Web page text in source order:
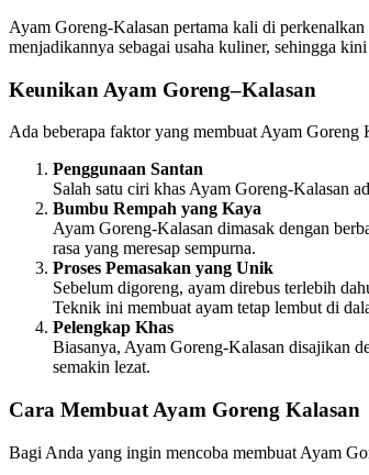
Ayam Goreng-Kalasan pertama kali di
menjadikannya sebagai usaha kuliner, sehingga
Keunikan Ayam Goreng–Kalasan
Ada beberapa faktor yang membuat Ayam Goreng
Penggunaan Santan
Salah satu ciri khas Ayam Goreng-Kalasan
Bumbu Rempah yang Kaya
Ayam Goreng-Kalasan dimasak dengan
rasa yang meresap sempurna.
Proses Pemasakan yang Unik
Sebelum digoreng, ayam direbus terlebih
Teknik ini membuat ayam tetap lembut di
Pelengkap Khas
Biasanya, Ayam Goreng-Kalasan disajikan
semakin lezat.
Cara Membuat Ayam Goreng Kalasan
Bagi Anda yang ingin mencoba membuat Ayam